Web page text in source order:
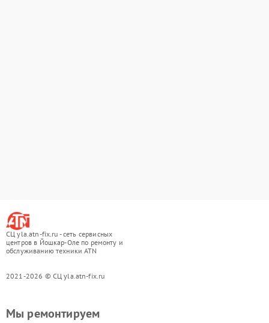
СЦ yla.atn-fix.ru - сеть сервисных
центров в Йошкар-Оле по ремонту и
обслуживанию техники ATN
2021-2026 © СЦ yla.atn-fix.ru
Мы ремонтируем